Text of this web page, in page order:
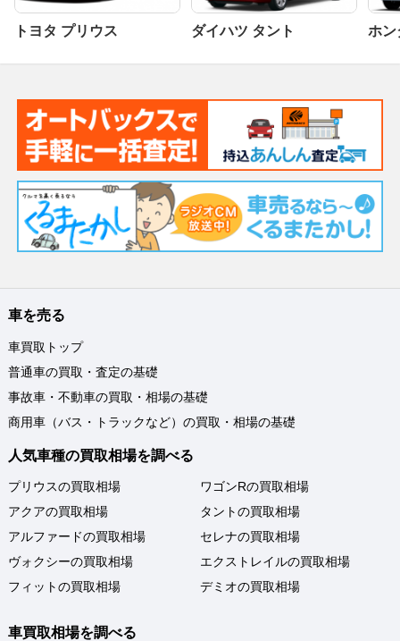
トヨタ プリウス ダイハツ タント ホン
車を売る
車買取トップ
普通車の買取・査定の基礎
事故車・不動車の買取・相場の基礎
商用車（バス・トラックなど）の買取・相場の基礎
人気車種の買取相場を調べる
プリウスの買取相場
アクアの買取相場
アルファードの買取相場
ヴォクシーの買取相場
フィットの買取相場
ワゴンRの買取相場
タントの買取相場
セレナの買取相場
エクストレイルの買取相場
デミオの買取相場
車買取相場を調べる